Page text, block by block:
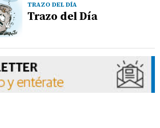
TRAZO DEL DÍA
Trazo del Día